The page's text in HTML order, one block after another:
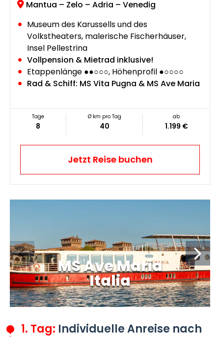
Mantua – Zelo – Adria – Venedig
Museum des Karussells und des
Volkstheaters, malerische Fischerhäuser,
Insel Pellestrina
Vollpension & Mietrad inklusive!
Etappenlänge ●●○○○, Höhenprofil ●○○○○
Rad & Schiff: MS Vita Pugna & MS Ave Maria
Tage
8
Ø km pro Tag
40
ab
1.199 €
Jetzt Reise buchen
MS Ave Maria
Italia
1. Tag: Individuelle Anreise nach